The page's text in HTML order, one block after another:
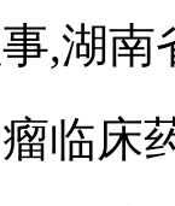
,湖
临床